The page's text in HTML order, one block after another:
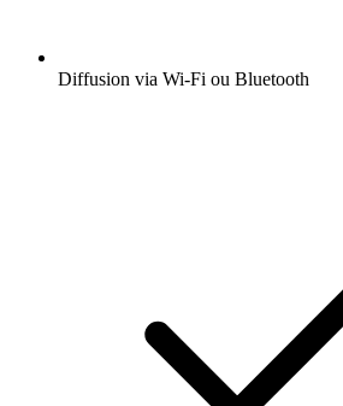
Diffusion via Wi-Fi ou Bluetooth